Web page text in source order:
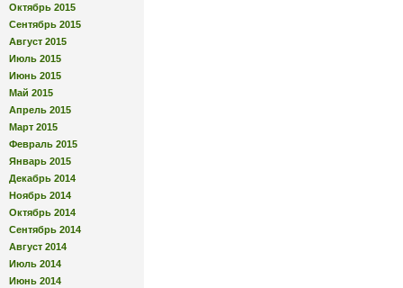
Октябрь 2015
Сентябрь 2015
Август 2015
Июль 2015
Июнь 2015
Май 2015
Апрель 2015
Март 2015
Февраль 2015
Январь 2015
Декабрь 2014
Ноябрь 2014
Октябрь 2014
Сентябрь 2014
Август 2014
Июль 2014
Июнь 2014